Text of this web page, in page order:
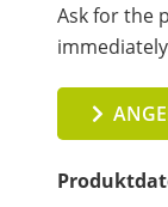
Ask for the